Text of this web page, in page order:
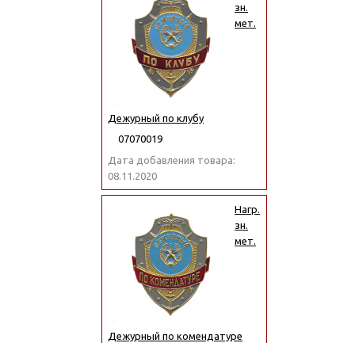
зн.
мет.
Дежурный по клубу
07070019
Дата добавления товара:
08.11.2020
Нагр.
зн.
мет.
Дежурный по комендатуре